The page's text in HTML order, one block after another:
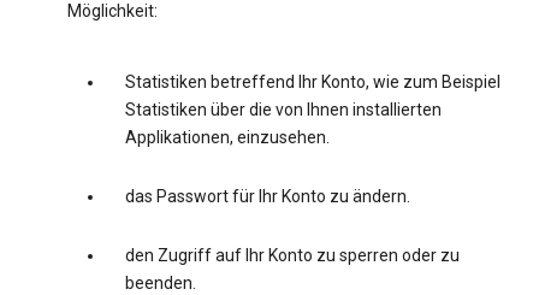
Möglichkeit:
Statistiken betreffend Ihr Konto, wie zum Beispiel
Statistiken über die von Ihnen installierten
Applikationen, einzusehen.
das Passwort für Ihr Konto zu ändern.
den Zugriff auf Ihr Konto zu sperren oder zu
beenden.